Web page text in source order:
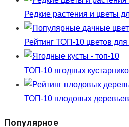
Редкие растения и цветы
Рейтинг ТОП-10 цветов
ТОП-10 ягодных
ТОП-10 плодовых
Популярное